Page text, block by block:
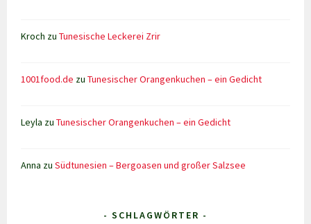
Kroch zuTunesische Leckerei Zrir
1001food.de zuTunesischer Orangenkuchen – ein Gedicht
Leyla zuTunesischer Orangenkuchen – ein Gedicht
Anna zuSüdtunesien – Bergoasen und großer Salzsee
- SCHLAGWÖRTER -